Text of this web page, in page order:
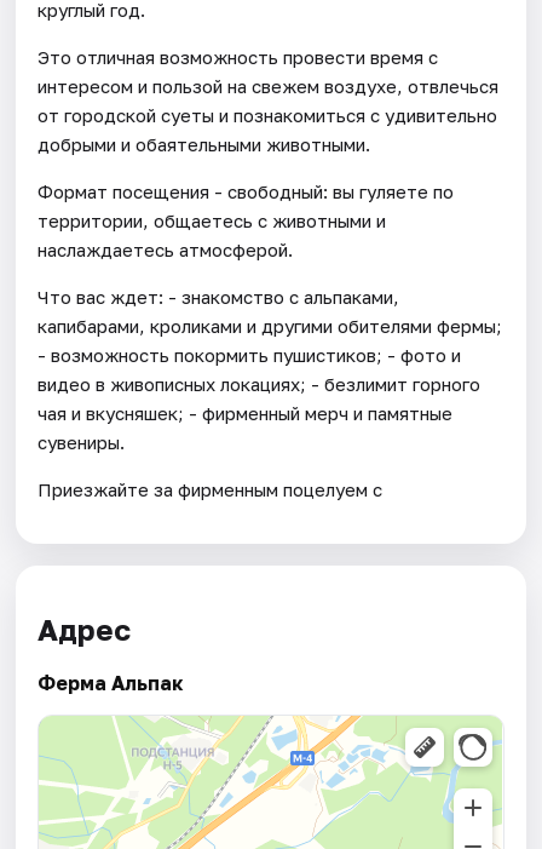
круглый год.
Это отличная возможность провести время с
интересом и пользой на свежем воздухе, отвлечься
от городской суеты и познакомиться с удивительно
добрыми и обаятельными животными.
Формат посещения - свободный: вы гуляете по
территории, общаетесь с животными и
наслаждаетесь атмосферой.
Что вас ждет: - знакомство с альпаками,
капибарами, кроликами и другими обителями фермы;
- возможность покормить пушистиков; - фото и
видео в живописных локациях; - безлимит горного
чая и вкусняшек; - фирменный мерч и памятные
сувениры.
Приезжайте за фирменным поцелуем с
Адрес
Ферма Альпак